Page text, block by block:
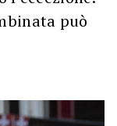
può